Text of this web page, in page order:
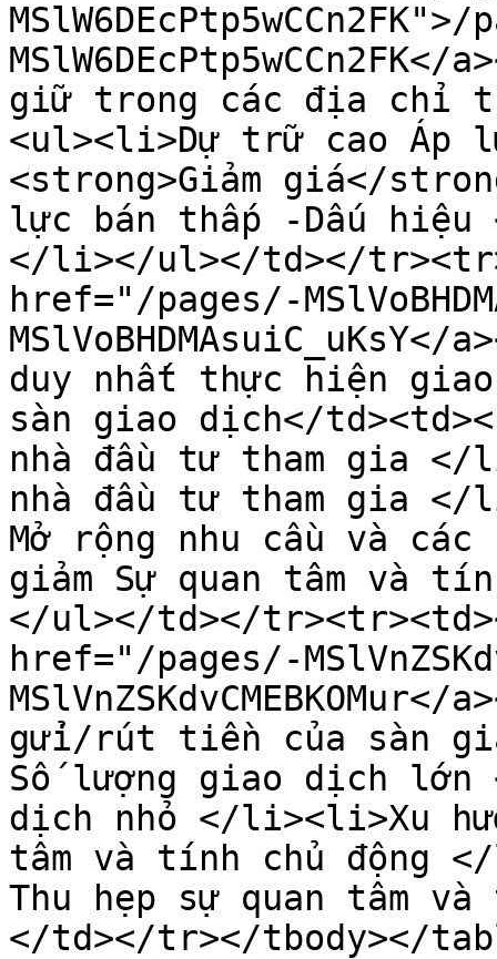
giữ trong các địa chỉ
<ul><li>Dự trữ cao Áp
<strong>Giảm giá</
lực bán thấp -Dấu hiệu
</li></ul></td></
href="/pages/-
duy nhất thực hiện
sàn giao dịch</
nhà đầu tư tham gia </
nhà đầu tư tham gia </
Mở rộng nhu cầu và
giảm Sự quan tâm và
</ul></td></
href="/pages/-
gửi/rút tiền của sàn
Số lượng giao dịch lớn
dịch nhỏ </li><li>Xu
tâm và tính chủ động
Thu hẹp sự quan tâm
</td></tr></tbody></